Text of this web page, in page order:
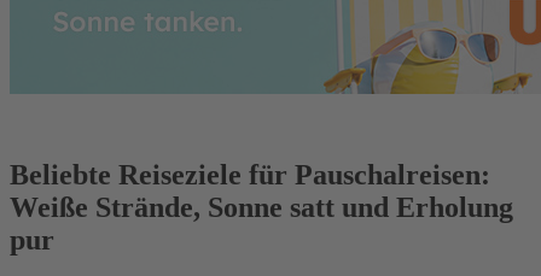
Beliebte Reiseziele für Pauschalreisen:
Weiße Strände, Sonne satt und Erholung
pur